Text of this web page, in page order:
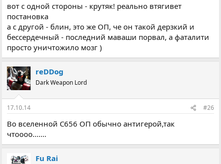
вот с одной стороны - крутяк! реально втягивет
постановка
а с другой - блин, это же ОП, че он такой дерзкий и
бессердечный - последний маваши порвал, а фаталити
просто уничтожило мозг )
reDDog
Dark Weapon Lord
17.10.14 #26
Во вселенной С656 ОП обычно антигерой,так
чтоооо.......
Fu Rai